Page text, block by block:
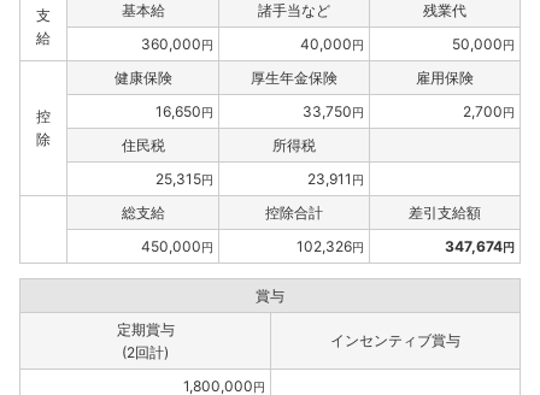
支
給
基本給 諸手当など
残業代
360,000円 40,000円 50,000円
控
除
健康保険 厚生年金保険
雇用保険
16,650円 33,750円 2,700円
住民税
所得税
25,315円 23,911 円
総支給 控除合計
差引支給額
450,000円 102,326円 347,674円
賞与
定期賞与
(2回計)
インセンティブ賞与
1,800,000円